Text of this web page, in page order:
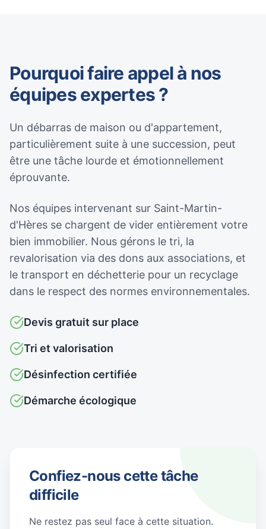
Pourquoi faire appel à nos
équipes expertes ?
Un débarras de maison ou d'appartement,
particulièrement suite à une succession, peut
être une tâche lourde et émotionnellement
éprouvante.
Nos équipes intervenant sur Saint-Martin-
d'Hères se chargent de vider entièrement votre
bien immobilier. Nous gérons le tri, la
revalorisation via des dons aux associations, et
le transport en déchetterie pour un recyclage
dans le respect des normes environnementales.
Devis gratuit sur place
Tri et valorisation
Désinfection certifiée
Démarche écologique
Confiez-nous cette tâche
difficile
Ne restez pas seul face à cette situation.